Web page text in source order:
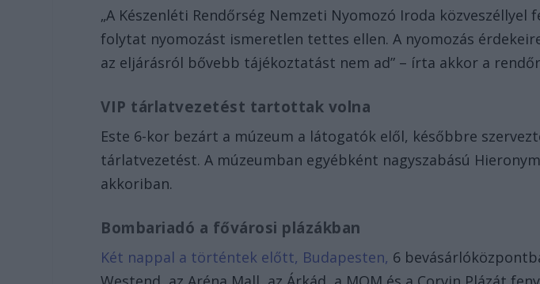
„A Készenléti Rendőrség Nemzeti Nyomozó Iroda közveszéllyel
folytat nyomozást ismeretlen tettes ellen. A nyomozás
az eljárásról bővebb tájékoztatást nem ad” – írta akkor a
VIP tárlatvezetést tartottak volna
Este 6-kor bezárt a múzeum a látogatók elől, későbbre
tárlatvezetést. A múzeumban egyébként nagyszabású
akkoriban.
Bombariadó a fővárosi plázákban
Két nappal a történtek előtt, Budapesten, 6